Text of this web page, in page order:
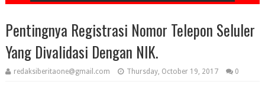
Pentingnya Registrasi Nomor Telepon Seluler
Yang Divalidasi Dengan NIK.
redaksiberitaone@gmail.com Thursday, October 19, 2017 0